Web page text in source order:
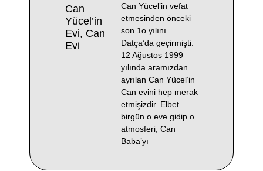
Can
Yücel’in
Evi, Can
Evi
Can Yücel’in vefat
etmesinden önceki
son 1o yılını
Datça’da geçirmişti.
12 Ağustos 1999
yılında aramızdan
ayrılan Can Yücel’in
Can evini hep merak
etmişizdir. Elbet
birgün o eve gidip o
atmosferi, Can
Baba’yı